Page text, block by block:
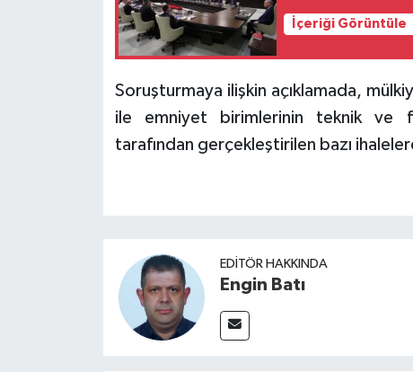
İçeriği Görüntüle
Soruşturmaya ilişkin açıklamada,
ile emniyet birimlerinin teknik ve
tarafından gerçekleştirilen bazı
EDITÖR HAKKINDA
Engin Batı